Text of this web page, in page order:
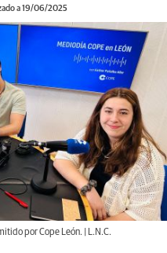
a 19/06/2025
por Cope León. | L.N.C.